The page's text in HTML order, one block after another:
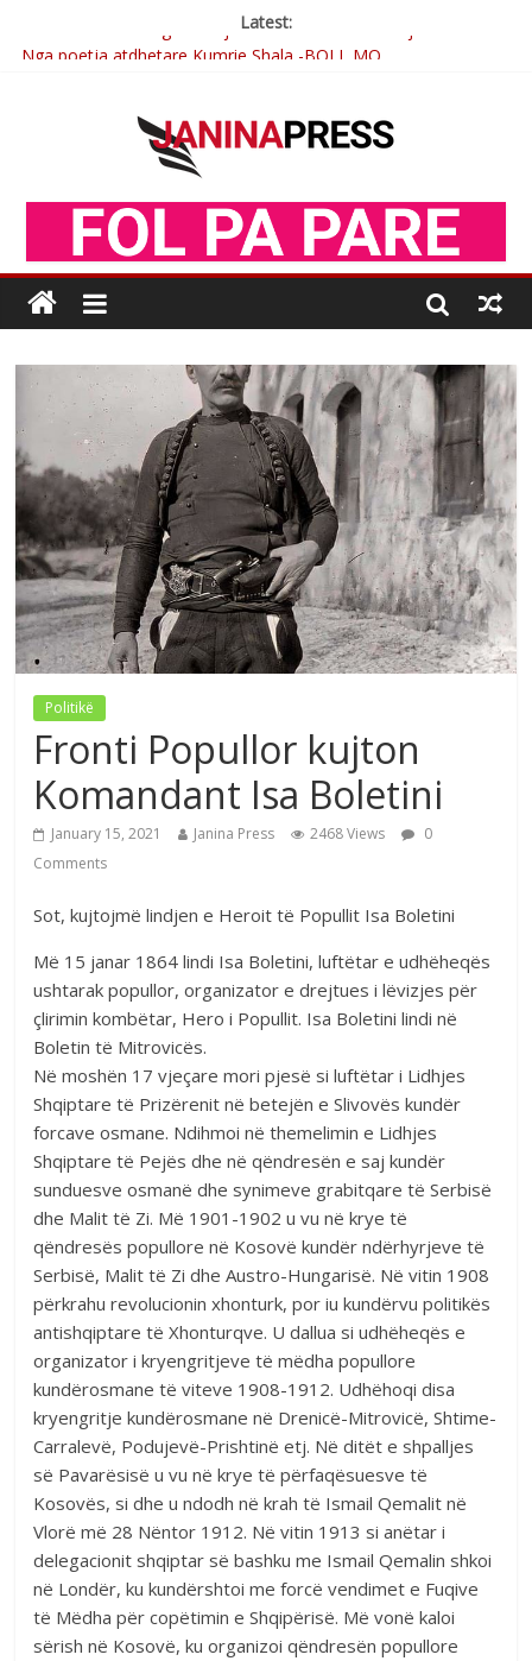
Latest:
Nga poetja atdhetare Kumrie Shala -BOLL MO
Çlirimtari Mentor Mushkolaj nderohet me mirenjohje nga
Xhevdet Qeriqi Dega e invalidëve në Fushë Kosovë
Postim me vlera nga artistja e mirëfilltë Mimoza Gjoni
Politikë
Fronti Popullor kujton
Komandant Isa Boletini
January 15, 2021 Janina Press 2468 Views
0
Comments
Sot, kujtojmë lindjen e Heroit të Popullit Isa Boletini
Më 15 janar 1864 lindi Isa Boletini, luftëtar e udhëheqës
ushtarak popullor, organizator e drejtues i lëvizjes për
çlirimin kombëtar, Hero i Popullit. Isa Boletini lindi në
Boletin të Mitrovicës.
Në moshën 17 vjeçare mori pjesë si luftëtar i Lidhjes
Shqiptare të Prizërenit në betejën e Slivovës kundër
forcave osmane. Ndihmoi në themelimin e Lidhjes
Shqiptare të Pejës dhe në qëndresën e saj kundër
sunduesve osmanë dhe synimeve grabitqare të Serbisë
dhe Malit të Zi. Më 1901-1902 u vu në krye të
qëndresës popullore në Kosovë kundër ndërhyrjeve të
Serbisë, Malit të Zi dhe Austro-Hungarisë. Në vitin 1908
përkrahu revolucionin xhonturk, por iu kundërvu politikës
antishqiptare të Xhonturqve. U dallua si udhëheqës e
organizator i kryengritjeve të mëdha popullore
kundërosmane të viteve 1908-1912. Udhëhoqi disa
kryengritje kundërosmane në Drenicë-Mitrovicë, Shtime-
Carralevë, Podujevë-Prishtinë etj. Në ditët e shpalljes
së Pavarësisë u vu në krye të përfaqësuesve të
Kosovës, si dhe u ndodh në krah të Ismail Qemalit në
Vlorë më 28 Nëntor 1912. Në vitin 1913 si anëtar i
delegacionit shqiptar së bashku me Ismail Qemalin shkoi
në Londër, ku kundërshtoi me forcë vendimet e Fuqive
të Mëdha për copëtimin e Shqipërisë. Më vonë kaloi
sërish në Kosovë, ku organizoi qëndresën popullore